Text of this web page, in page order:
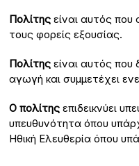
Πολίτης είναι αυτός που
τους φορείς εξουσίας.
Πολίτης είναι αυτός που
αγωγή και συμμετέχει
Ο πολίτης επιδεικνύει
υπευθυνότητα όπου
Ηθική Ελευθερία όπου